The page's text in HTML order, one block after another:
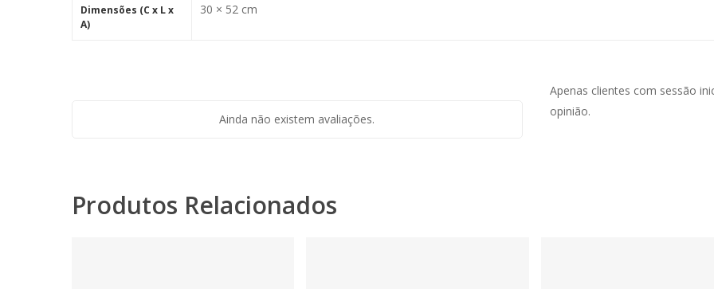
Dimensões (C x L x
A)
30 × 52 cm
Ainda não existem avaliações.
Apenas clientes com sessão
opinião.
Produtos Relacionados